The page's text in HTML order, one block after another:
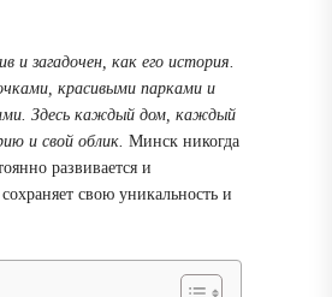
и загадочен, как его история.
красивыми парками и
Здесь каждый дом, каждый
и свой облик. Минск никогда
развивается и
свою уникальность и